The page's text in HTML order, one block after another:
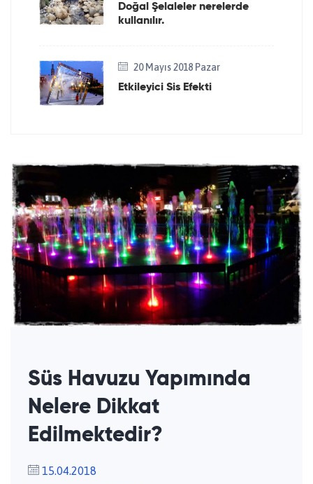
Doğal Şelaleler nerelerde
kullanılır.
20 Mayıs 2018 Pazar
Etkileyici Sis Efekti
Süs Havuzu Yapımında
Nelere Dikkat
Edilmektedir?
15.04.2018